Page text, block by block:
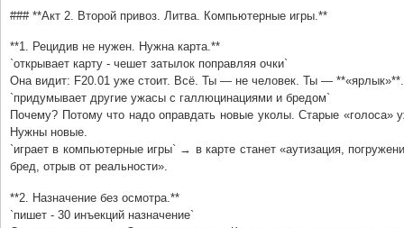
### **Акт 2. Второй привоз. Литва. Компьютерные игры.**
**1. Рецидив не нужен. Нужна карта.**
`открывает карту - чешет затылок поправляя очки`
Она видит: F20.01 уже стоит. Всё. Ты — не человек. Ты — **«ярлык»**.
`придумывает другие ужасы с галлюцинациями и бредом`
Почему? Потому что надо оправдать новые уколы. Старые «голоса»
Нужны новые.
`играет в компьютерные игры` → в карте станет «аутизация,
бред, отрыв от реальности».
**2. Назначение без осмотра.**
`пишет - 30 инъекций назначение`